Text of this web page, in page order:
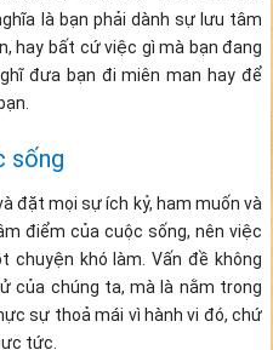
là bạn phải dành sự lưu tâm
hay bất cứ việc gì mà bạn đang
đưa bạn đi miên man hay để
sống
đặt mọi sự ích kỷ, ham muốn và
điểm của cuộc sống, nên việc
chuyện khó làm. Vấn đề không
của chúng ta, mà là nằm trong
sự thoả mái vì hành vi đó, chứ
tức.